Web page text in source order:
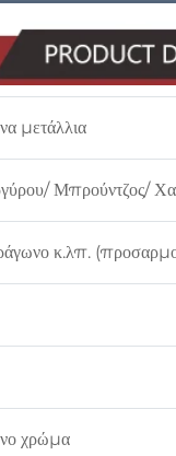
μετάλλια
Μπρούντζος/
κ.λπ.
χρώμα